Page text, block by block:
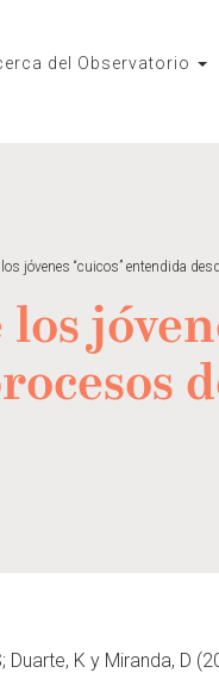
del Observatorio
jóvenes “cuicos” entendida
Duarte, K y Miranda, D